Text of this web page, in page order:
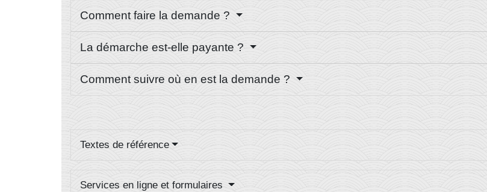
Comment faire la demande ?
La démarche est-elle payante ?
Comment suivre où en est la demande ?
Textes de référence
Services en ligne et formulaires